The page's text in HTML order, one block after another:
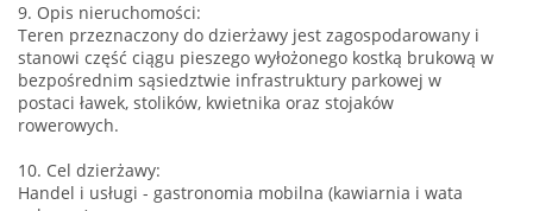
9. Opis nieruchomości:
Teren przeznaczony do dzierżawy jest zagospodarowany i
stanowi część ciągu pieszego wyłożonego kostką brukową w
bezpośrednim sąsiedztwie infrastruktury parkowej w
postaci ławek, stolików, kwietnika oraz stojaków
rowerowych.
10. Cel dzierżawy:
Handel i usługi - gastronomia mobilna (kawiarnia i wata